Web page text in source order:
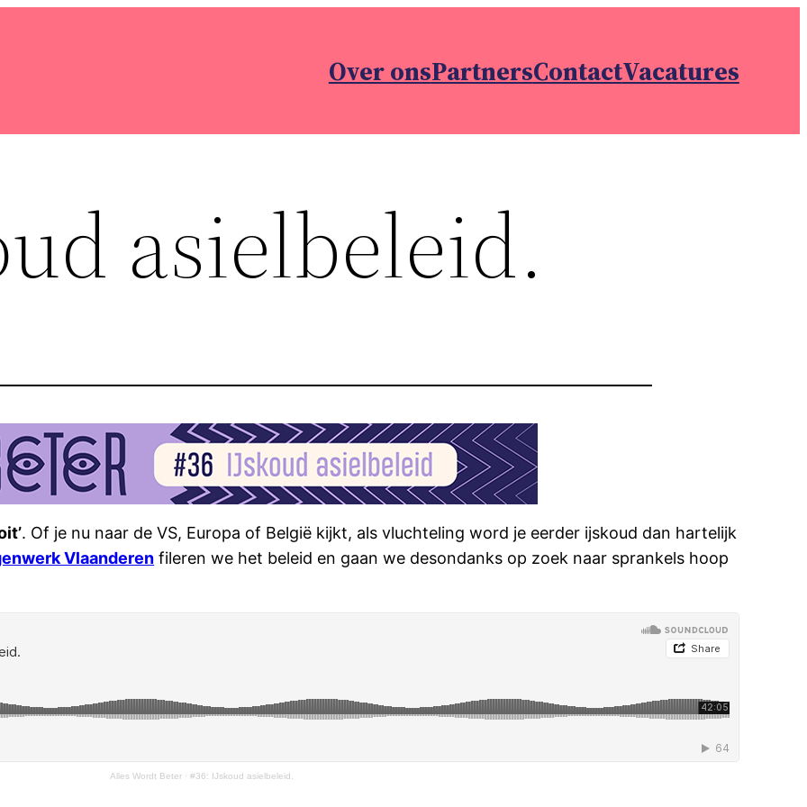
Over onsPartnersContactVacatures
asielbeleid.
. Of je nu naar de VS, Europa of België kijkt, als vluchteling word je eerder ijskoud dan hartelijk
Vlaanderen fileren we het beleid en gaan we desondanks op zoek naar sprankels hoop
Alles Wordt Beter · #36: IJskoud asielbeleid.